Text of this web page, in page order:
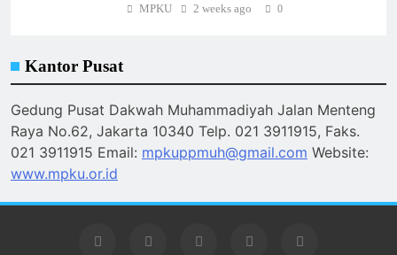
MPKU 2 weeks ago 0
Kantor Pusat
Gedung Pusat Dakwah Muhammadiyah Jalan Menteng
Raya No.62, Jakarta 10340 Telp. 021 3911915, Faks.
021 3911915 Email: mpkuppmuh@gmail.com Website:
www.mpku.or.id